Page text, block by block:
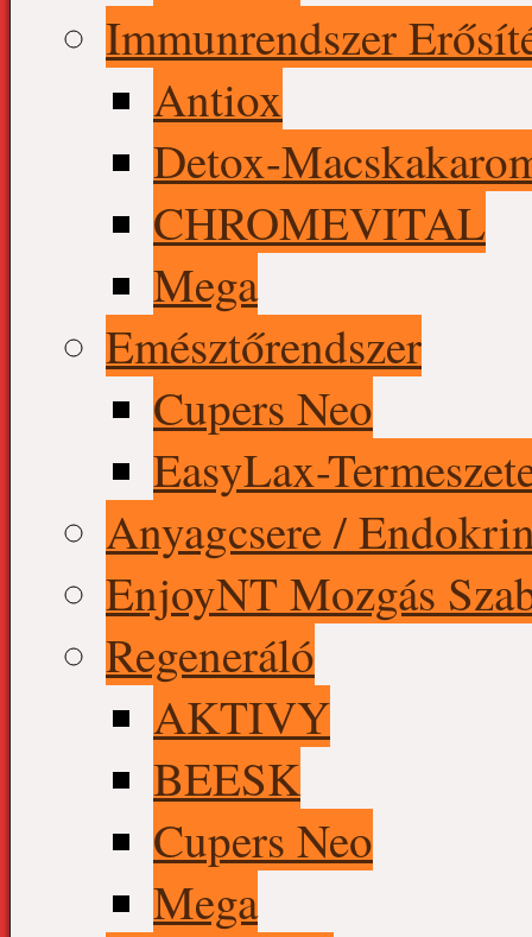
Immunrendszer
Antiox
Detox-
CHROMEVITAL
Mega
Emésztőrendszer
Cupers Neo
EasyLax-
Anyagcsere /
EnjoyNT Mozgás
Regeneráló
AKTIVY
BEESK
Cupers Neo
Mega